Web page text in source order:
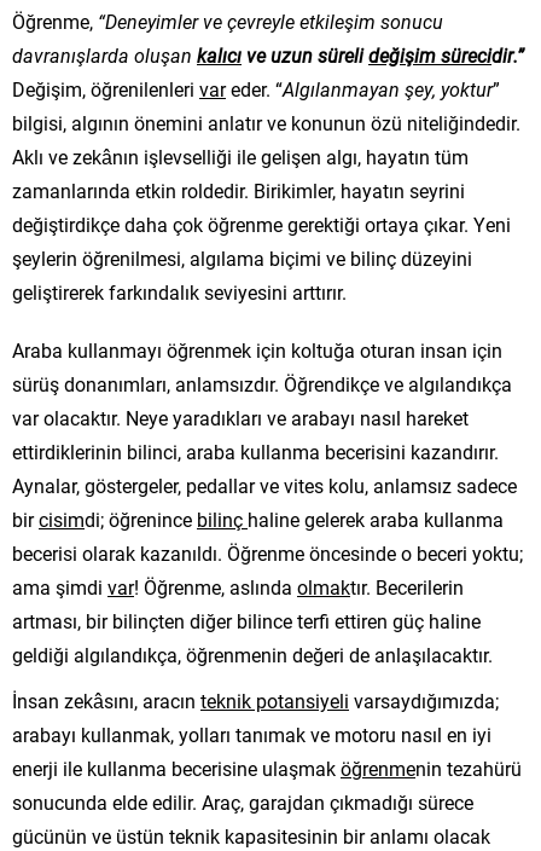
Öğrenme, “Deneyimler ve çevreyle etkileşim sonucu
davranışlarda oluşan kalıcıve uzun sürelideğişim sürecidir.”
Değişim, öğrenilenleri vareder. “Algılanmayan şey, yoktur”
bilgisi, algının önemini anlatır ve konunun özü niteliğindedir.
Aklı ve zekânın işlevselliği ile gelişen algı, hayatın tüm
zamanlarında etkin roldedir. Birikimler, hayatın seyrini
değiştirdikçe daha çok öğrenme gerektiği ortaya çıkar. Yeni
şeylerin öğrenilmesi, algılama biçimi ve bilinç düzeyini
geliştirerek farkındalık seviyesini arttırır.
Araba kullanmayı öğrenmek için koltuğa oturan insan için
sürüş donanımları, anlamsızdır. Öğrendikçe ve algılandıkça
var olacaktır. Neye yaradıkları ve arabayı nasıl hareket
ettirdiklerinin bilinci, araba kullanma becerisini kazandırır.
Aynalar, göstergeler, pedallar ve vites kolu, anlamsız sadece
bircisimdi; öğrenince bilinç haline gelerek araba kullanma
becerisi olarak kazanıldı. Öğrenme öncesinde o beceri yoktu;
ama şimdi var! Öğrenme, aslında olmaktır. Becerilerin
artması, bir bilinçten diğer bilince terfi ettiren güç haline
geldiği algılandıkça, öğrenmenin değeri de anlaşılacaktır.
İnsan zekâsını, aracın teknik potansiyeli varsaydığımızda;
arabayı kullanmak, yolları tanımak ve motoru nasıl en iyi
enerji ile kullanma becerisine ulaşmaköğrenmenin tezahürü
sonucunda elde edilir. Araç, garajdan çıkmadığı sürece
gücünün ve üstün teknik kapasitesinin bir anlamı olacak